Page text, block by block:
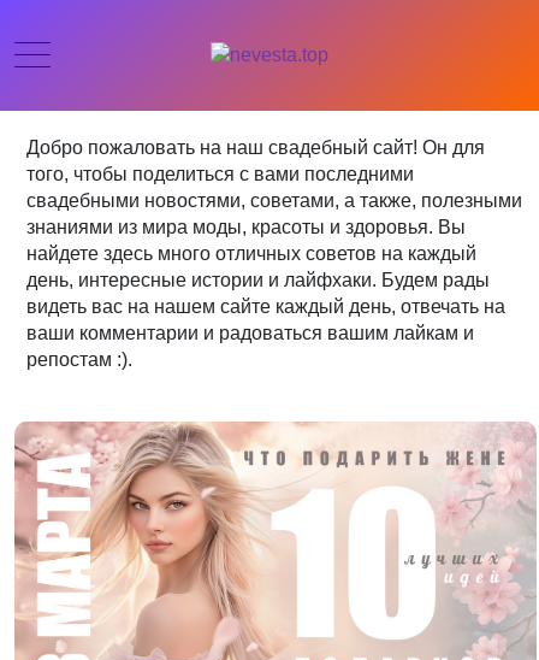
Добро пожаловать на наш свадебный сайт! Он для
того, чтобы поделиться с вами последними
свадебными новостями, советами, а также, полезными
знаниями из мира моды, красоты и здоровья. Вы
найдете здесь много отличных советов на каждый
день, интересные истории и лайфхаки. Будем рады
видеть вас на нашем сайте каждый день, отвечать на
ваши комментарии и радоваться вашим лайкам и
репостам :).